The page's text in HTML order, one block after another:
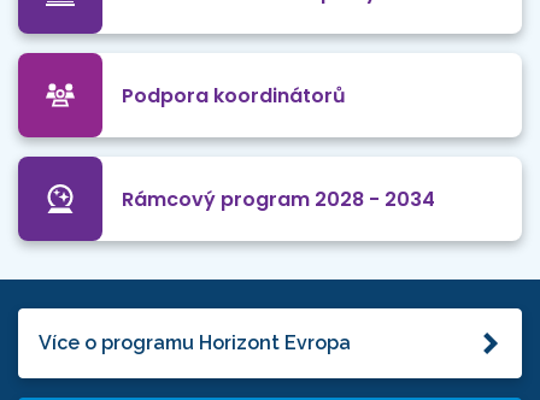
Podpora koordinátorů
Rámcový program 2028 - 2034
Více o programu Horizont Evropa